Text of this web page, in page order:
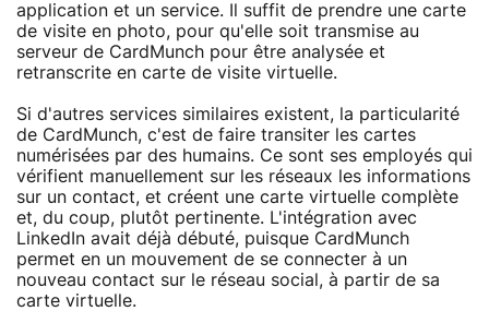
application et un service. Il suffit de prendre une carte
de visite en photo, pour qu'elle soit transmise au
serveur de CardMunch pour être analysée et
retranscrite en carte de visite virtuelle.
Si d'autres services similaires existent, la particularité
de CardMunch, c'est de faire transiter les cartes
numérisées par des humains. Ce sont ses employés qui
vérifient manuellement sur les réseaux les informations
sur un contact, et créent une carte virtuelle complète
et, du coup, plutôt pertinente. L'intégration avec
LinkedIn avait déjà débuté, puisque CardMunch
permet en un mouvement de se connecter à un
nouveau contact sur le réseau social, à partir de sa
carte virtuelle.